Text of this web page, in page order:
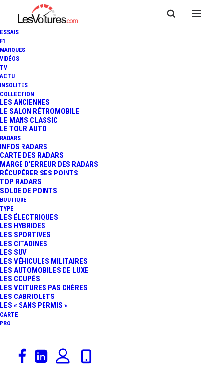
ESSAIS
F1
MARQUES
VIDÉOS
TV
ACTU
INSOLITES
COLLECTION
LES ANCIENNES
LE SALON RÉTROMOBILE
LE MANS CLASSIC
LE TOUR AUTO
RADARS
INFOS RADARS
CARTE DES RADARS
MARGE D’ERREUR DES RADARS
RÉCUPÉRER SES POINTS
TOP RADARS
SOLDE DE POINTS
BOUTIQUE
TYPE
LES ÉLECTRIQUES
LES HYBRIDES
LES SPORTIVES
LES CITADINES
LES SUV
LES VÉHICULES MILITAIRES
LES AUTOMOBILES DE LUXE
LES COUPÉS
LES VOITURES PAS CHÈRES
LES CABRIOLETS
LES « SANS PERMIS »
CARTE
PRO
PREMIER SUV IMPRÉGNÉ DE
LA CLASSE À L'ITALIENNE !
3 Minutes
L’année 2016 sera sous le signe d’une nouvelle
expérience pour
Maserati